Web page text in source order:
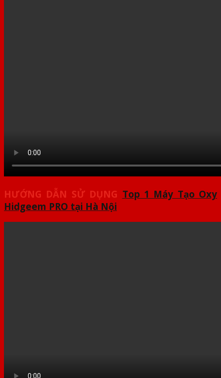
HƯỚNG DẪN SỬ DỤNG Top 1 Máy Tạo Oxy
Hidgeem PRO tại Hà Nội